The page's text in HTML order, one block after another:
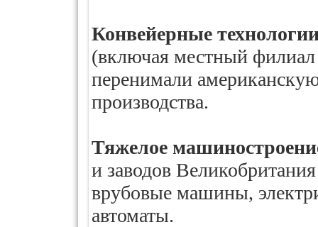
Конвейерные
(включая местный
перенимали
производства.
Тяжелое
и заводов
врубовые машины,
автоматы.